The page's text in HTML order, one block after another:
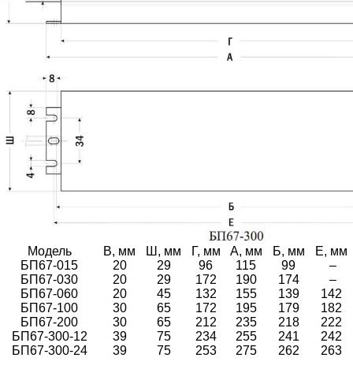
Модель В, мм Ш, мм Г, мм А, мм Б, мм
Е, мм
БП67-015
20 29 96 115 99
–
БП67-030
20 29 172 190 174
–
БП67-060
20 45 132 155 139
142
БП67-100
30 65 172 195 179
182
БП67-200
30 65 212 235 218
222
БП67-300-12
39 75 234 255 241
242
БП67-300-24
39 75 253 275 262 263